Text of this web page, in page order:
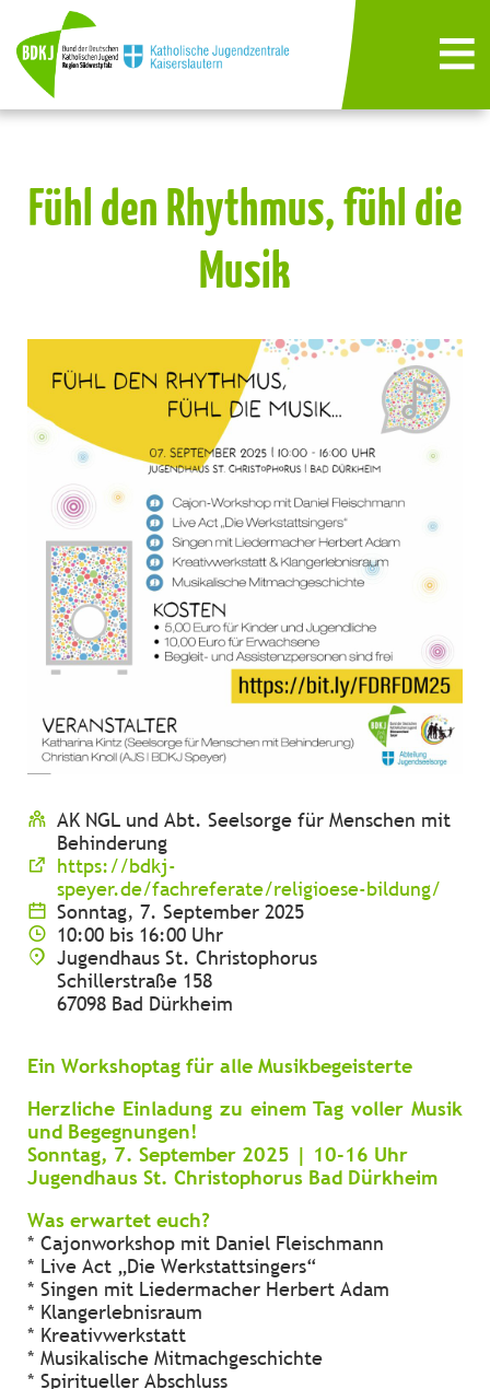
Fühl den Rhythmus, fühl die
Musik
AK NGL und Abt. Seelsorge für Menschen mit
Behinderung
https://bdkj-
speyer.de/fachreferate/religioese-bildung/
Sonntag, 7. September 2025
10:00 bis 16:00 Uhr
Jugendhaus St. Christophorus
Schillerstraße 158
67098 Bad Dürkheim
Ein Workshoptag für alle Musikbegeisterte
Herzliche Einladung zu einem Tag voller Musik
und Begegnungen!
Sonntag, 7. September 2025 | 10-16 Uhr
Jugendhaus St. Christophorus Bad Dürkheim
Was erwartet euch?
* Cajonworkshop mit Daniel Fleischmann
* Live Act „Die Werkstattsingers“
* Singen mit Liedermacher Herbert Adam
* Klangerlebnisraum
* Kreativwerkstatt
* Musikalische Mitmachgeschichte
* Spiritueller Abschluss